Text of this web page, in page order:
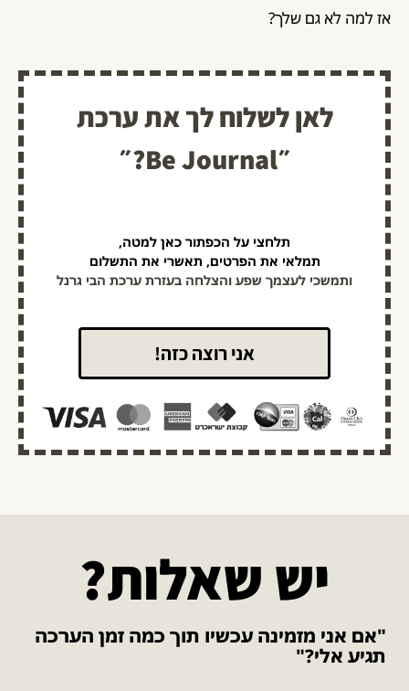
אז למה לא גם שלך?
לאן לשלוח לך את ערכת
״Be Journal?״
תלחצי על הכפתור כאן למטה,
תמלאי את הפרטים, תאשרי את התשלום
ותמשכי לעצמך שפע והצלחה בעזרת ערכת הבי גרנל
אני רוצה כזה!
יש שאלות?
"אם אני מזמינה עכשיו תוך כמה זמן הערכה
תגיע אלי?"